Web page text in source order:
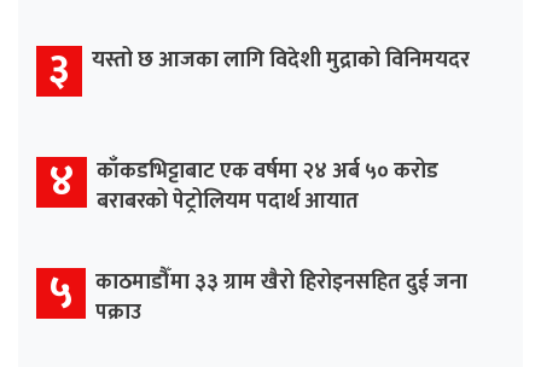
३ यस्तो छ आजका लागि विदेशी मुद्राको विनिमयदर
४ काँकडभिट्टाबाट एक वर्षमा २४ अर्ब ५० करोड
बराबरको पेट्रोलियम पदार्थ आयात
५ काठमाडौँमा ३३ ग्राम खैरो हिरोइनसहित दुई जना
पक्राउ